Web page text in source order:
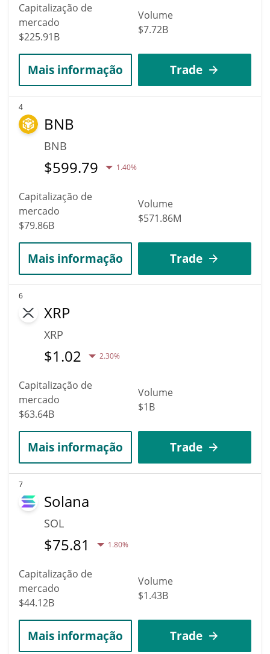
Capitalização de
mercado
$225.91B
Volume
$7.72B
Mais informação Trade
4
BNB
BNB
$599.79 1.40%
Capitalização de
mercado
$79.86B
Volume
$571.86M
Mais informação Trade
6
XRP
XRP
$1.02 2.30%
Capitalização de
mercado
$63.64B
Volume
$1B
Mais informação Trade
7
Solana
SOL
$75.81 1.80%
Capitalização de
mercado
$44.12B
Volume
$1.43B
Mais informação Trade